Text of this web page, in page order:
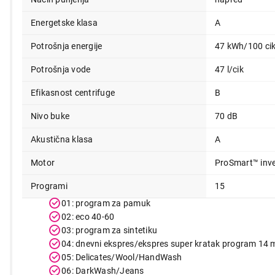
Energetske klasa A
Potrošnja energije 47 kWh/100 cik
Potrošnja vode 47 l/cik
Efikasnost centrifuge B
Nivo buke 70 dB
Akustična klasa A
Motor ProSmart™
Programi
15
01: program za pamuk
02: eco 40-60
03: program za sintetiku
04: dnevni ekspres/ekspres super kratak program 14
05: Delicates/Wool/HandWash
06: DarkWash/Jeans
49.999,00